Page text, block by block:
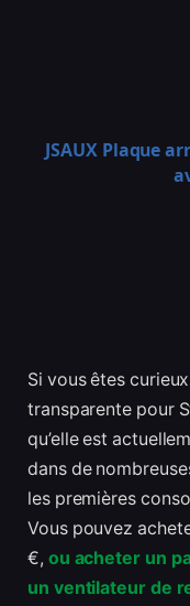
JSAUX Plaque
Si vous êtes
transparente pour
qu’elle est
dans de
les premières
Vous pouvez
€, ou acheter un
un ventilateur de